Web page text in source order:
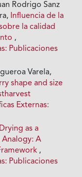
Rodrigo Sanz
Influencia de la
la calidad
,
Publicaciones
Varela,
shape and size
Externas:
as a
Analogy: A
,
Publicaciones